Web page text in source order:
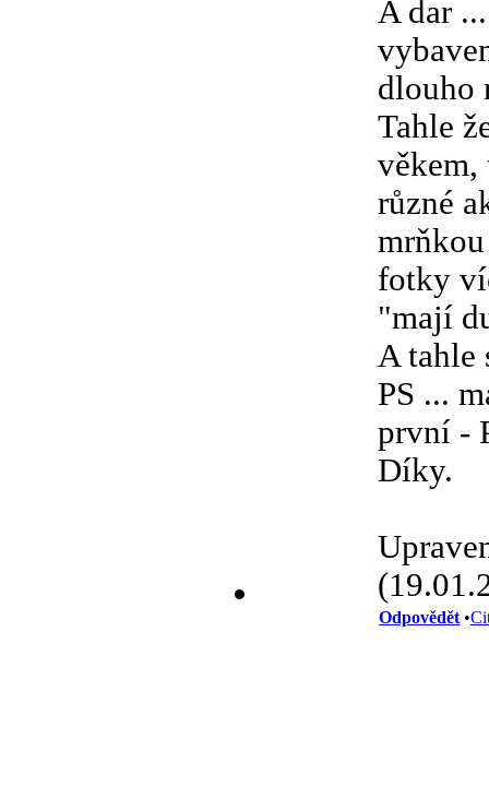
A dar
dlouho
Tahle
věkem,
různé
fotky
"mají
A tahle
PS ...
první -
Díky.
Odpovědět •